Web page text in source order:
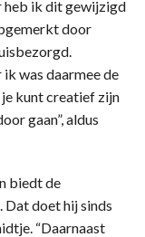
heb ik dit gewijzigd
door
was daarmee de
je kunt creatief zijn
gaan”, aldus
biedt de
Dat doet hij sinds
“Daarnaast